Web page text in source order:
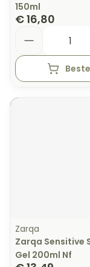
150ml
€ 16,80
Zarqa
Zarqa Sensitive
Gel 200ml Nf